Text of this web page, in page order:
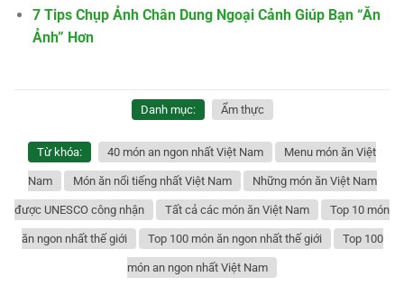
7 Tips Chụp Ảnh Chân Dung Ngoại Cảnh Giúp Bạn “Ăn
Ảnh” Hơn
Danh mục: Ẩm thực
Từ khóa: 40 món an ngon nhất Việt Nam Menu món ăn Việt
Nam Món ăn nổi tiếng nhất Việt Nam Những món ăn Việt Nam
được UNESCO công nhận Tất cả các món ăn Việt Nam Top 10 món
ăn ngon nhất thế giới Top 100 món ăn ngon nhất thế giới Top 100
món an ngon nhất Việt Nam